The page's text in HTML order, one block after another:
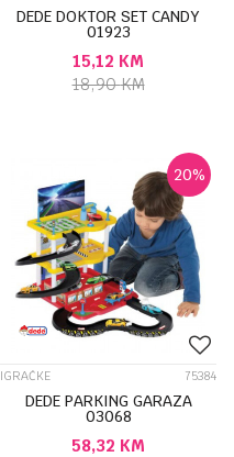
DEDE DOKTOR SET CANDY
01923
15,12 KM
18,90KM
20%
IGRAČKE 75384
DEDE PARKING GARAZA
03068
58,32 KM